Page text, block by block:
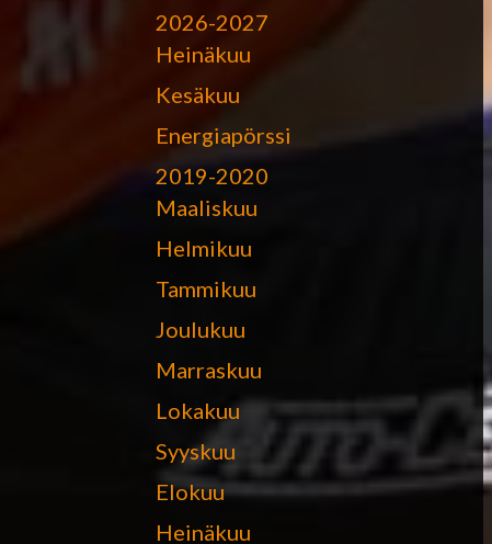
2026-2027
Heinäkuu
Kesäkuu
Energiapörssi
2019-2020
Maaliskuu
Helmikuu
Tammikuu
Joulukuu
Marraskuu
Lokakuu
Syyskuu
Elokuu
Heinäkuu